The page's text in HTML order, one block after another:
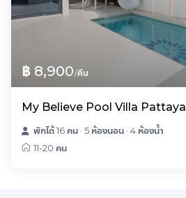
฿ 8,900/คืน
My Believe Pool Villa Pattaya
พักได้ 16 คน · 5 ห้องนอน · 4 ห้องน้ำ
11-20 คน